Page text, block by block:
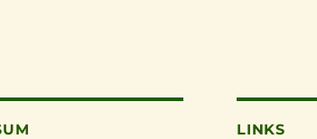
LINKS